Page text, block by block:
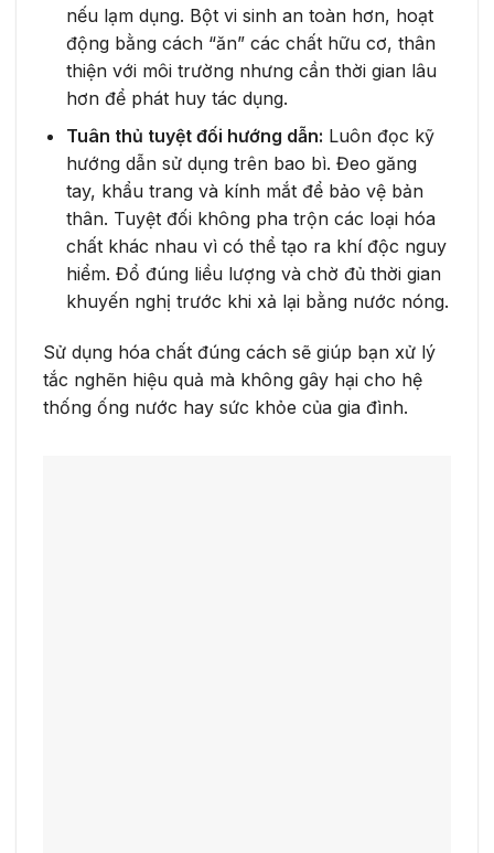
nếu lạm dụng. Bột vi sinh an toàn hơn, hoạt
động bằng cách “ăn” các chất hữu cơ, thân
thiện với môi trường nhưng cần thời gian lâu
hơn để phát huy tác dụng.
Tuân thủ tuyệt đối hướng dẫn: Luôn đọc kỹ
hướng dẫn sử dụng trên bao bì. Đeo găng
tay, khẩu trang và kính mắt để bảo vệ bản
thân. Tuyệt đối không pha trộn các loại hóa
chất khác nhau vì có thể tạo ra khí độc nguy
hiểm. Đổ đúng liều lượng và chờ đủ thời gian
khuyến nghị trước khi xả lại bằng nước nóng.
Sử dụng hóa chất đúng cách sẽ giúp bạn xử lý
tắc nghẽn hiệu quả mà không gây hại cho hệ
thống ống nước hay sức khỏe của gia đình.